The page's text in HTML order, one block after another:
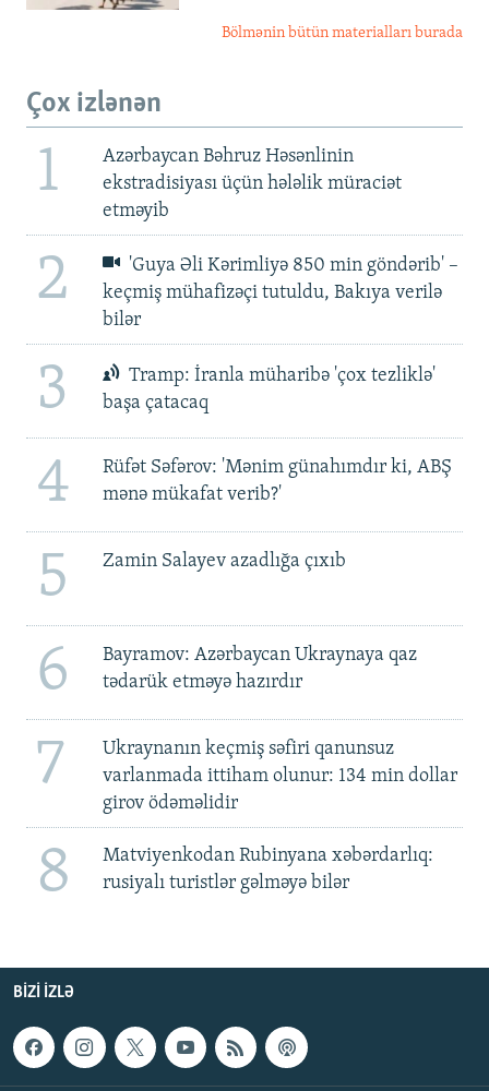
Bölmənin bütün materialları burada
Çox izlənən
1
Azərbaycan Bəhruz Həsənlinin
ekstradisiyası üçün hələlik müraciət
etməyib
2
'Guya Əli Kərimliyə 850 min göndərib' –
keçmiş mühafizəçi tutuldu, Bakıya verilə
bilər
3
Tramp: İranla müharibə 'çox tezliklə'
başa çatacaq
4
Rüfət Səfərov: 'Mənim günahımdır ki, ABŞ
mənə mükafat verib?'
5 Zamin Salayev azadlığa çıxıb
6
Bayramov: Azərbaycan Ukraynaya qaz
tədarük etməyə hazırdır
7
Ukraynanın keçmiş səfiri qanunsuz
varlanmada ittiham olunur: 134 min dollar
girov ödəməlidir
8
Matviyenkodan Rubinyana xəbərdarlıq:
rusiyalı turistlər gəlməyə bilər
BIZI IZLƏ